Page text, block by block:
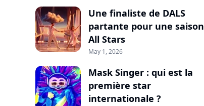
Une finaliste de DALS
partante pour une saison
All Stars
May 1, 2026
Mask Singer : qui est la
première star
internationale ?